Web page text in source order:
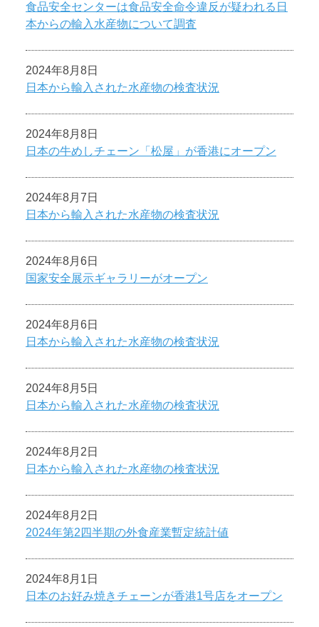
食品安全センターは食品安全命令違反が疑われる日
本からの輸入水産物について調査
2024年8月8日
日本から輸入された水産物の検査状況
2024年8月8日
日本の牛めしチェーン「松屋」が香港にオープン
2024年8月7日
日本から輸入された水産物の検査状況
2024年8月6日
国家安全展示ギャラリーがオープン
2024年8月6日
日本から輸入された水産物の検査状況
2024年8月5日
日本から輸入された水産物の検査状況
2024年8月2日
日本から輸入された水産物の検査状況
2024年8月2日
2024年第2四半期の外食産業暫定統計値
2024年8月1日
日本のお好み焼きチェーンが香港1号店をオープン